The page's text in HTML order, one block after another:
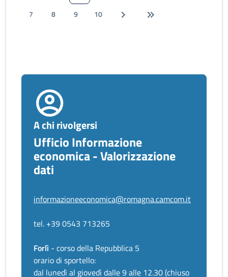
7
8 9 10
A chi rivolgersi
Ufficio Informazione
economica - Valorizzazione
dati
informazioneeconomica@romagna.camcom.it
tel. +39 0543 713265
Forlì - corso della Repubblica 5
orario di sportello:
dal lunedì al giovedì dalle 9 alle 12.30 (chiuso